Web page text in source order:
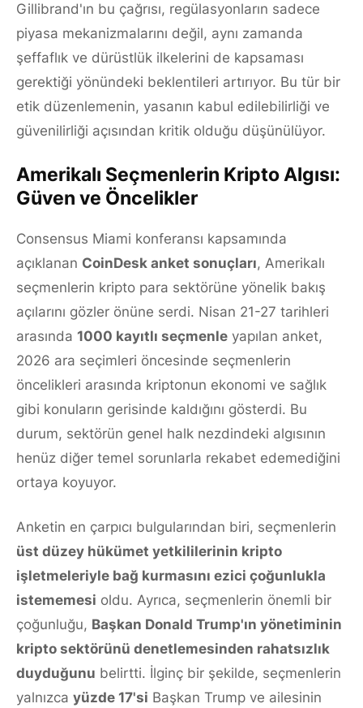
Gillibrand'ın bu çağrısı, regülasyonların sadece
piyasa mekanizmalarını değil, aynı zamanda
şeffaflık ve dürüstlük ilkelerini de kapsaması
gerektiği yönündeki beklentileri artırıyor. Bu tür bir
etik düzenlemenin, yasanın kabul edilebilirliği ve
güvenilirliği açısından kritik olduğu düşünülüyor.
Amerikalı Seçmenlerin Kripto Algısı:
Güven ve Öncelikler
Consensus Miami konferansı kapsamında
açıklanan CoinDesk anket sonuçları, Amerikalı
seçmenlerin kripto para sektörüne yönelik bakış
açılarını gözler önüne serdi. Nisan 21-27 tarihleri
arasında 1000 kayıtlı seçmenle yapılan anket,
2026 ara seçimleri öncesinde seçmenlerin
öncelikleri arasında kriptonun ekonomi ve sağlık
gibi konuların gerisinde kaldığını gösterdi. Bu
durum, sektörün genel halk nezdindeki algısının
henüz diğer temel sorunlarla rekabet edemediğini
ortaya koyuyor.
Anketin en çarpıcı bulgularından biri, seçmenlerin
üst düzey hükümet yetkililerinin kripto
işletmeleriyle bağ kurmasını ezici çoğunlukla
istememesi oldu. Ayrıca, seçmenlerin önemli bir
çoğunluğu, Başkan Donald Trump'ın yönetiminin
kripto sektörünü denetlemesinden rahatsızlık
duyduğunu belirtti. İlginç bir şekilde, seçmenlerin
yalnızca yüzde 17'si Başkan Trump ve ailesinin